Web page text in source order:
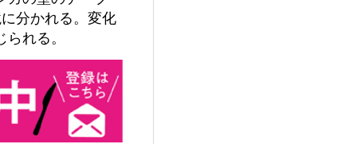
分かれる。変化
れる。